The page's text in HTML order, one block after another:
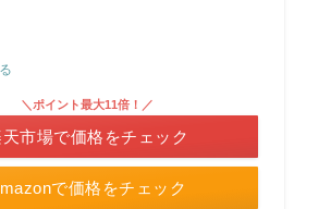
で価格をチェック
＼ポイント最大11倍！／
市場で価格をチェック